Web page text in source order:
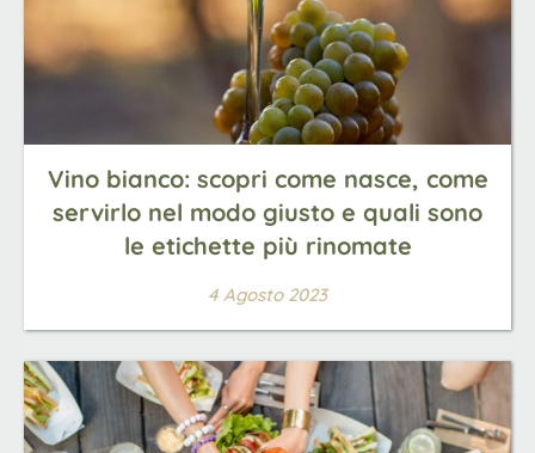
Vino bianco: scopri come nasce, come
servirlo nel modo giusto e quali sono
le etichette più rinomate
4 Agosto 2023